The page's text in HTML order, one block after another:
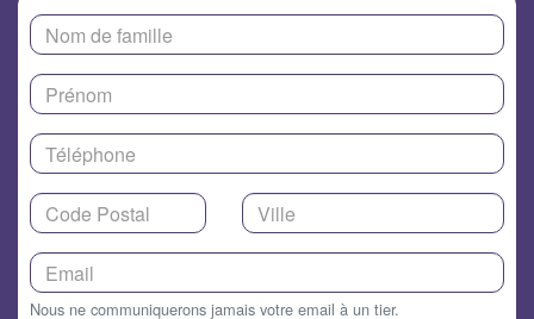
Nous ne communiquerons jamais votre email à un tier.